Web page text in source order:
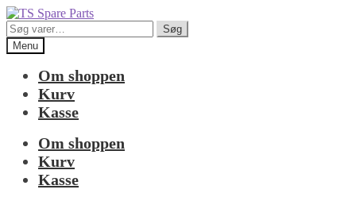
Spring
til
navigation
Spring
til
indhold
Søg
efter:
Søg
Menu
Om shoppen
Kurv
Kasse
Om shoppen
Kurv
Kasse